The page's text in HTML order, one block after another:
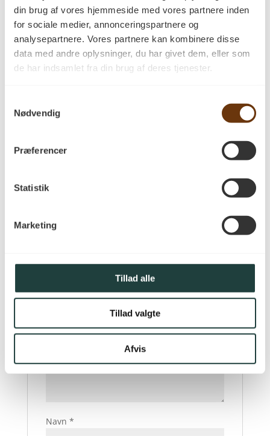
din brug af vores hjemmeside med vores partnere inden
for sociale medier, annonceringspartnere og
analysepartnere. Vores partnere kan kombinere disse
data med andre oplysninger, du har givet dem, eller som
de har indsamlet fra din brug af deres tjenester.
Nødvendig
Præferencer
Statistik
Marketing
Tillad alle
Tillad valgte
Afvis
Douglas Natur 22×160.
Leveres ubehandlet.
Kan monteres med gulvvarme.
Håndprøve
Anmeldelser
Der er endnu ikke nogle anmeldelser.
Douglas Natur 22×160 ubehandlet”
Din bedømmelse*
Din anmeldelse*
Navn *